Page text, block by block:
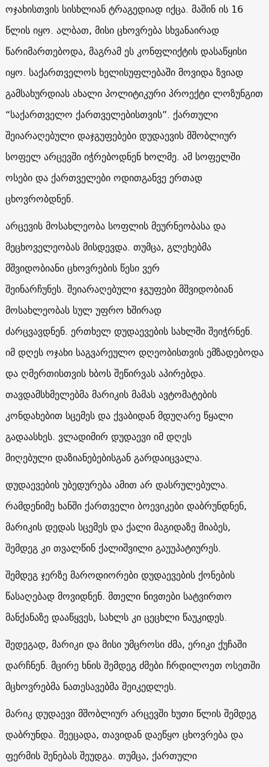
ოჯახისთვის სისხლიან ტრაგედიად იქცა. მაშინ ის 16
წლის იყო. ალბათ, მისი ცხოვრება სხვანაირად
წარიმართებოდა, მაგრამ ეს კონფლიქტის დასაწყისი
იყო. საქართველოს ხელისუფლებაში მოვიდა ზვიად
გამსახურდიას ახალი პოლიტიკური პროექტი ლოზუნგით
“საქართველო ქართველებისთვის”. ქართული
შეიარაღებული დაჯგუფებები დუდაევის მშობლიურ
სოფელ არცევში იჭრებოდნენ ხოლმე. ამ სოფელში
ოსები და ქართველები ოდითგანვე ერთად
ცხოვრობდნენ.
არცევის მოსახლეობა სოფლის მეურნეობასა და
მეცხოველეობას მისდევდა. თუმცა, გლეხებმა
მშვიდობიანი ცხოვრების წესი ვერ
შეინარჩუნეს. შეიარაღებული ჯგუფები მშვიდობიან
მოსახლეობას სულ უფრო ხშირად
ძარცვავდნენ. ერთხელ დუდაევების სახლში შეიჭრნენ.
იმ დღეს ოჯახი საგვარეულო დღეობისთვის ემზადებოდა
და ღმერთისთვის ხბოს შეწირვას აპირებდა.
თავდამსხმელებმა მარიკის მამას ავტომატების
კონდახებით სცემეს და ქვაბიდან მდუღარე წყალი
გადაასხეს. ვლადიმირ დუდაევი იმ დღეს
მიღებული დაზიანებებისგან გარდაიცვალა.
დუდაევების უბედურება ამით არ დასრულებულა.
რამდენიმე ხანში ქართველი ბოევიკები დაბრუნდნენ,
მარიკის დედას სცემეს და ქალი მაგიდაზე მიაბეს,
შემდეგ კი თვალწინ ქალიშვილი გაუუპატიურეს.
შემდეგ ჯერზე მაროდიორები დუდაევების ქონების
წასაღებად მოვიდნენ. მთელი ნივთები სატვირთო
მანქანაზე დააწყვეს, სახლს კი ცეცხლი წაუკიდეს.
შედეგად, მარიკი და მისი უმცროსი ძმა, ერიკი ქუჩაში
დარჩნენ. მცირე ხნის შემდეგ ძმები ჩრდილოეთ ოსეთში
მცხოვრებმა ნათესავებმა შეიკედლეს.
მარიკ დუდაევი მშობლიურ არცევში ხუთი წლის შემდეგ
დაბრუნდა. შეეცადა, თავიდან დაეწყო ცხოვრება და
ფერმის შენებას შეუდგა. თუმცა, ქართული